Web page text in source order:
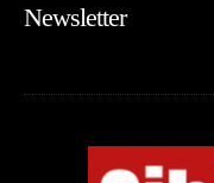
Newsletter